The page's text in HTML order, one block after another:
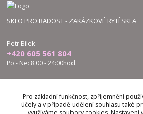
SKLO PRO RADOST - ZAKÁZKOVÉ RYTÍ SKLA
Petr Bílek
+420 605 561 804
Po - Ne: 8:00 - 24:00hod.
bilek.petr@skloproradost.cz
Pro základní funkčnost, zpříjemnění
účely a v případě udělení souhlasu také